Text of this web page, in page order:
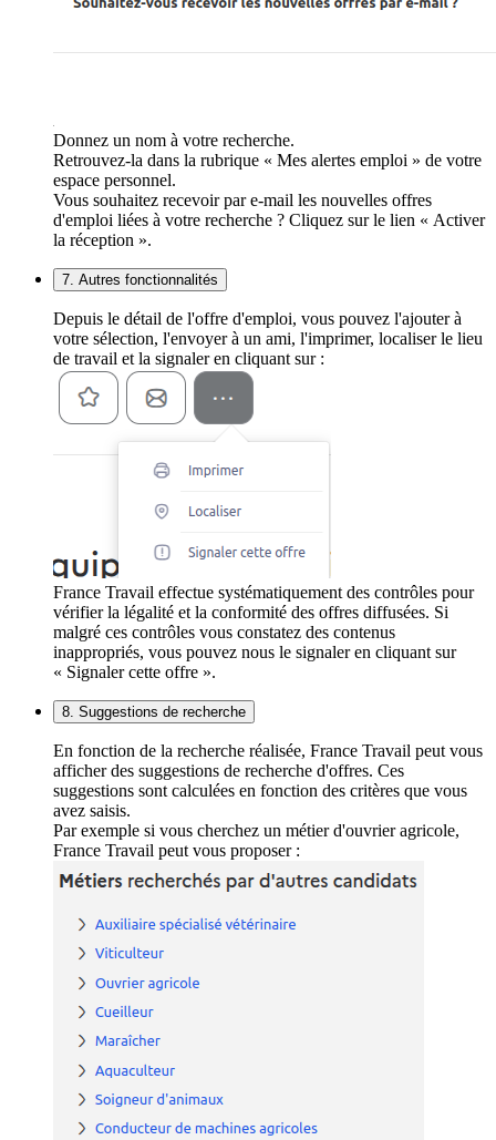
Donnez un nom à votre recherche.
Retrouvez-la dans la rubrique « Mes alertes emploi » de votre
espace personnel.
Vous souhaitez recevoir par e-mail les nouvelles offres
d'emploi liées à votre recherche ? Cliquez sur le lien « Activer
la réception ».
7. Autres fonctionnalités
Depuis le détail de l'offre d'emploi, vous pouvez l'ajouter à
votre sélection, l'envoyer à un ami, l'imprimer, localiser le lieu
de travail et la signaler en cliquant sur :
France Travail effectue systématiquement des contrôles pour
vérifier la légalité et la conformité des offres diffusées. Si
malgré ces contrôles vous constatez des contenus
inappropriés, vous pouvez nous le signaler en cliquant sur
« Signaler cette offre ».
8. Suggestions de recherche
En fonction de la recherche réalisée, France Travail peut vous
afficher des suggestions de recherche d'offres. Ces
suggestions sont calculées en fonction des critères que vous
avez saisis.
Par exemple si vous cherchez un métier d'ouvrier agricole,
France Travail peut vous proposer :